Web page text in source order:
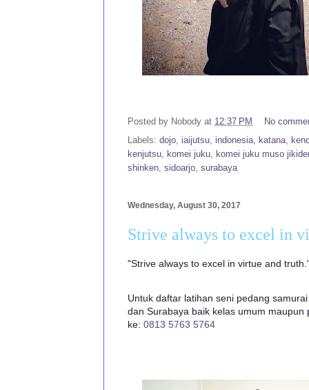
Posted by Nobody at 12:37 PM
No
Labels: dojo iaijutsu indonesia katana
kenjutsu komei juku komei juku muso
shinken sidoarjo surabaya
Wednesday, August 30, 2017
Strive always to excel in
"Strive always to excel in virtue and
Untuk daftar latihan seni pedang
dan Surabaya baik kelas umum maupun
ke: 0813 5763 5764